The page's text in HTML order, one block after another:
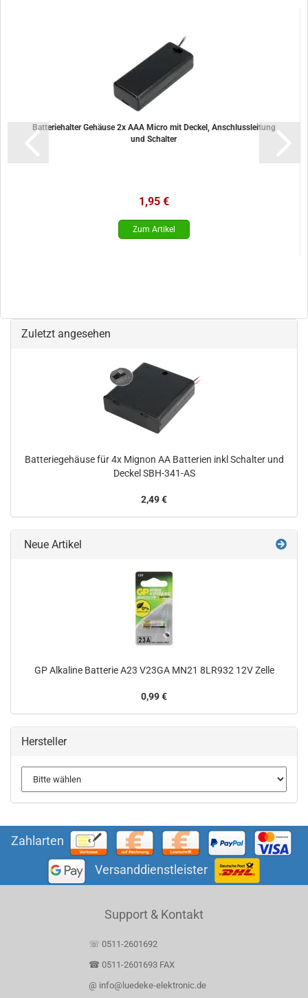
Batteriehalter Gehäuse 2x AAA Micro mit Deckel, Anschlussleitung
und Schalter
1,95 €
Zuletzt angesehen
Batteriegehäuse für 4x Mignon AA Batterien inkl Schalter und
Deckel SBH-341-AS
2,49 €
Neue Artikel
GP Alkaline Batterie A23 V23GA MN21 8LR932 12V Zelle
0,99 €
Hersteller
Zahlarten
Versanddienstleister
Support & Kontakt
☏ 0511-2601692
☎ 0511-2601693 FAX
@ info@luedeke-elektronic.de